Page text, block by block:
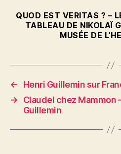
QUOD EST VERITAS ? –
TABLEAU DE NIKOLAÏ
MUSÉE DE
←
Henri Guillemin sur
→
Claudel chez Mammon
Guillemin